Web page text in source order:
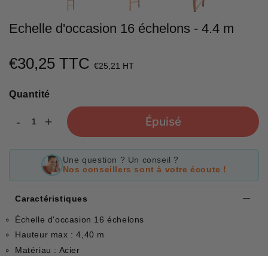
Echelle d'occasion 16 échelons - 4.4 m
€30,25 TTC €25,21 HT
price
Quantité
- + Épuisé
Une question ? Un conseil ?
Nos conseillers sont à votre écoute !
Caractéristiques
Échelle d'occasion 16 échelons
Hauteur max : 4,40 m
Matériau : Acier